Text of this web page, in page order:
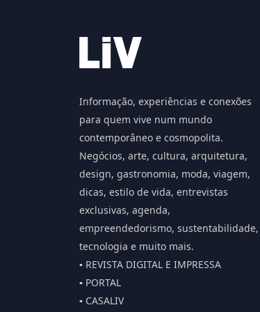
Informação, experiências e conexões
para quem vive num mundo
contemporâneo e cosmopolita.
Negócios, arte, cultura, arquitetura,
design, gastronomia, moda, viagem,
dicas, estilo de vida, entrevistas
exclusivas, agenda,
empreendedorismo, sustentabilidade,
tecnologia e muito mais.
▪️ REVISTA DIGITAL E IMPRESSA
▪️ PORTAL
▪️ CASALIV